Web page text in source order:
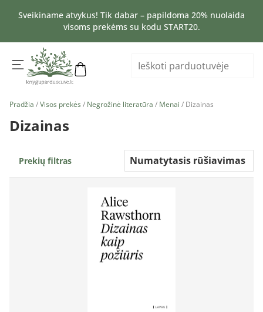
Sveikiname atvykus! Tik dabar – papildoma 20% nuolaida
visoms prekėms su kodu START20.
Pradžia /Visos prekės / Negrožinė literatūra / Menai / Dizainas
Dizainas
Prekių filtras